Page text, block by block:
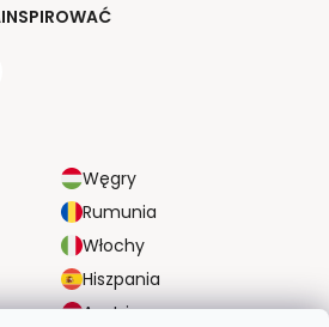
Węgry
Rumunia
Włochy
Hiszpania
Austria